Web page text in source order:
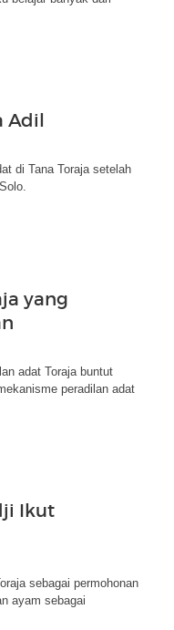
Adil
di Tana Toraja setelah
yang
adat Toraja buntut
peradilan adat
Ikut
sebagai permohonan
ayam sebagai